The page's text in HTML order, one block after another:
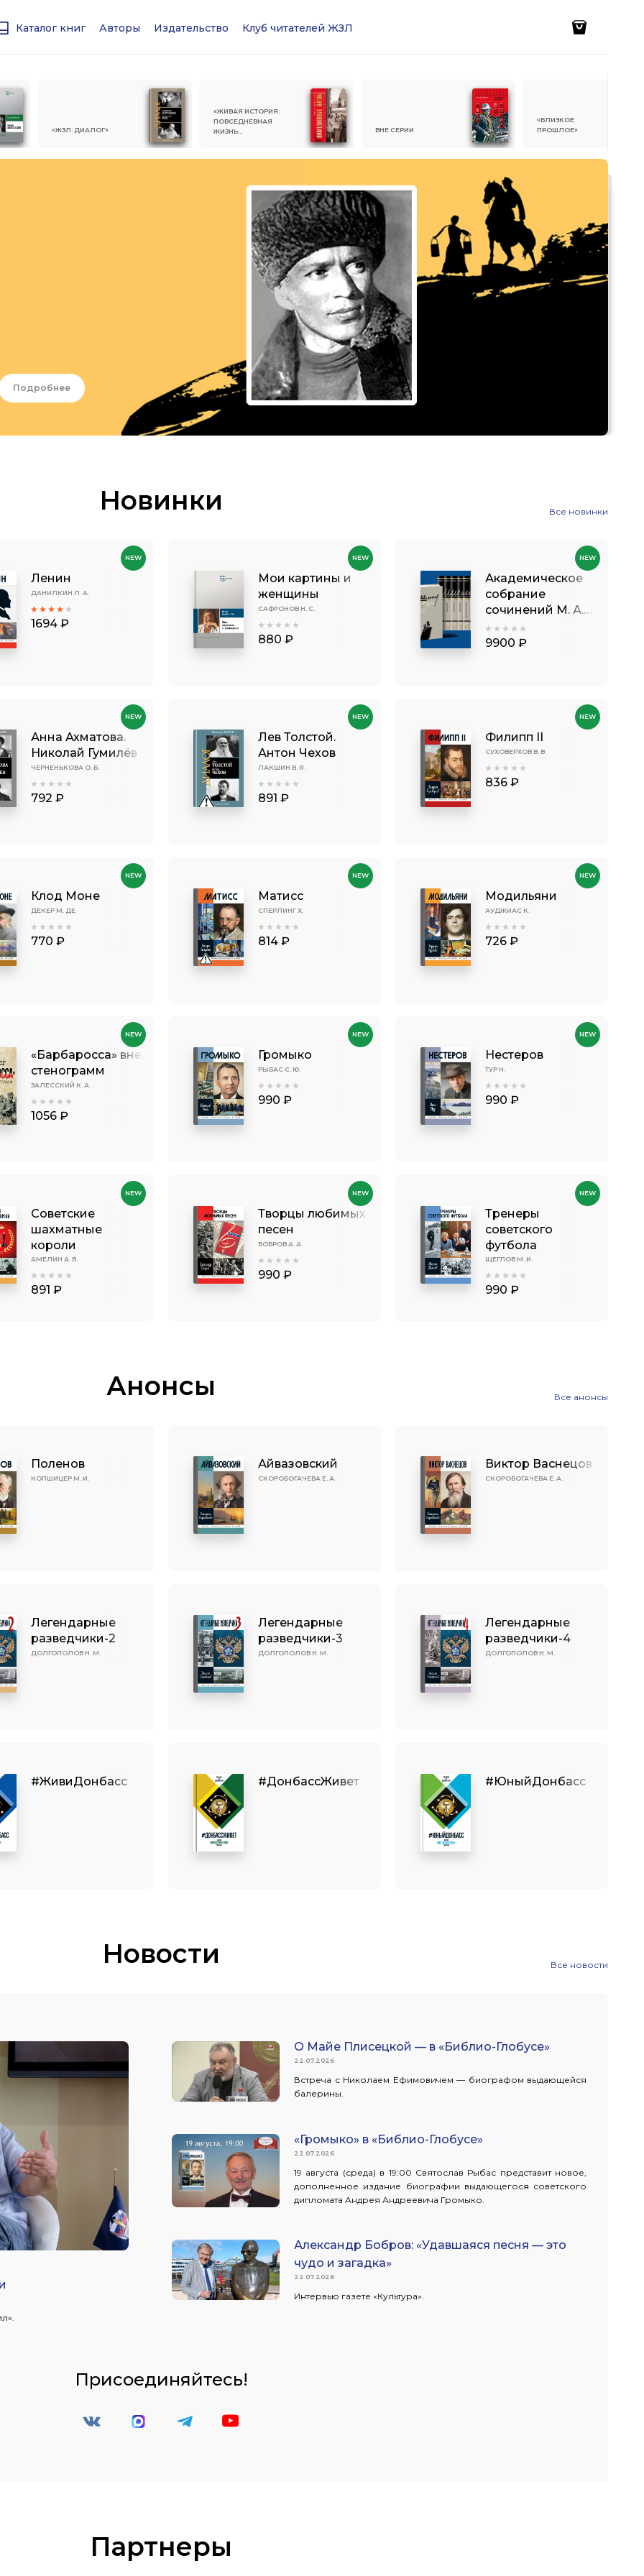
Каталог книг Авторы Издательство Клуб читателей ЖЗЛ
«ЖЗЛ: ДИАЛОГ»
«ЖИВАЯ ИСТОРИЯ:
ПОВСЕДНЕВНАЯ
ЖИЗНЬ
ВНЕ СЕРИИ
«БЛИЗКОЕ
ПРОШЛОЕ»
Подробнее
Новинки Все новинки
Ленин
ДАНИЛКИН Л. А.
1694 ₽
NEW
Мои картины и
женщины
САФРОНОВ Н. С.
880 ₽
NEW
Академическое
собрание
сочинений М. А.
Шолохова в 8
томах
9900 ₽
NEW
Анна Ахматова.
Николай Гумилёв
ЧЕРНЕНЬКОВА О. Б.
792 ₽
NEW
Лев Толстой.
Антон Чехов
ЛАКШИН В. Я.
891 ₽
NEW
Филипп II
СУХОВЕРХОВ В. В.
836 ₽
NEW
Клод Моне
ДЕКЕР М. ДЕ
770 ₽
NEW
Матисс
СПЕРЛИНГ X.
814 ₽
NEW
Модильяни
АУДЖИАС К.
726 ₽
NEW
«Барбаросса» вне
стенограмм
ЗАЛЕССКИЙ К. А.
1056 ₽
NEW
Громыко
РЫБАС С. Ю.
990 ₽
NEW
Нестеров
ТУР Н.
990 ₽
NEW
Советские
шахматные
короли
АМЕЛИН А. В.
891 ₽
NEW
Творцы любимых
песен
БОБРОВ А. А.
990 ₽
NEW
Тренеры
советского
футбола
ЩЕГЛОВ М. И.
990 ₽
NEW
Анонсы Все анонсы
Поленов
КОПШИЦЕР М. И.
Айвазовский
СКОРОБОГАЧЕВА Е. А.
Виктор Васнецов
СКОРОБОГАЧЕВА Е. А.
Легендарные
разведчики-2
ДОЛГОПОЛОВ Н. М.
Легендарные
разведчики-3
ДОЛГОПОЛОВ Н. М.
Легендарные
разведчики-4
ДОЛГОПОЛОВ Н. М.
#ЖивиДонбасс #ДонбассЖивет #ЮныйДонбасс
Новости Все новости
О Майе Плисецкой — в «Библио-Глобусе»
22.07.2026
Встреча с Николаем Ефимовичем — биографом выдающейся
балерины.
«Громыко» в «Библио-Глобусе»
22.07.2026
19 августа (среда) в 19:00 Святослав Рыбас представит новое,
дополненное издание биографии выдающегося советского
дипломата Андрея Андреевича Громыко.
Александр Бобров: «Удавшаяся песня — это
чудо и загадка»
22.07.2026
Интервью газете «Культура».
Присоединяйтесь!
Партнеры